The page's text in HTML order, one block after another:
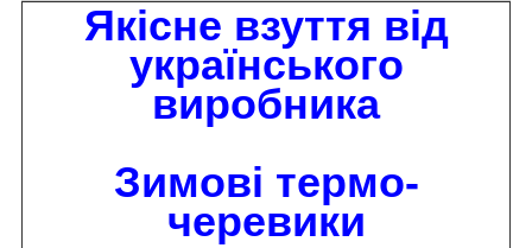
Якісне взуття від
українського
виробника
Зимові термо-
черевики